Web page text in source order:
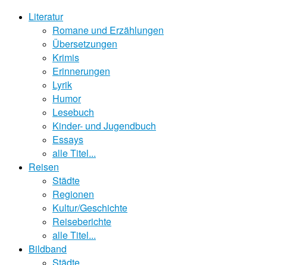
Literatur
Romane und Erzählungen
Übersetzungen
Krimis
Erinnerungen
Lyrik
Humor
Lesebuch
Kinder- und Jugendbuch
Essays
alle Titel...
Reisen
Städte
Regionen
Kultur/Geschichte
Reiseberichte
alle Titel...
Bildband